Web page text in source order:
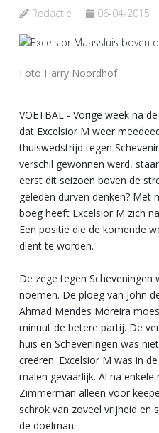
Redactie 06-04-2015
Foto Harry Noordhof
VOETBAL - Vorige week na
dat Excelsior M weer
thuiswedstrijd tegen
verschil gewonnen werd,
eerst dit seizoen boven de
geleden durven denken? Met
boeg heeft Excelsior M zich
Een positie die de komende
dient te worden.
De zege tegen
noemen. De ploeg van John
Ahmad Mendes Moreira
minuut de betere partij. De
huis en Scheveningen was
creëren. Excelsior M was in
malen gevaarlijk. Al na
Zimmerman alleen voor
schrok van zoveel vrijheid en
de doelman.